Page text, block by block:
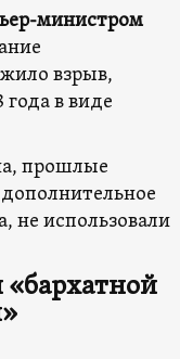
министром
взрыв,
в виде
прошлые
не использовали
«бархатной